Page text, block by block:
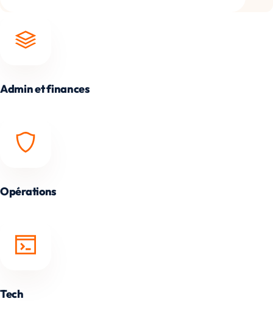
Admin et finances
Opérations
Tech